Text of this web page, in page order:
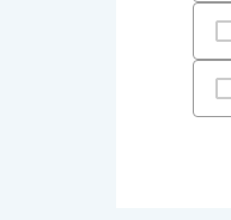
基本的には一部リモート作業